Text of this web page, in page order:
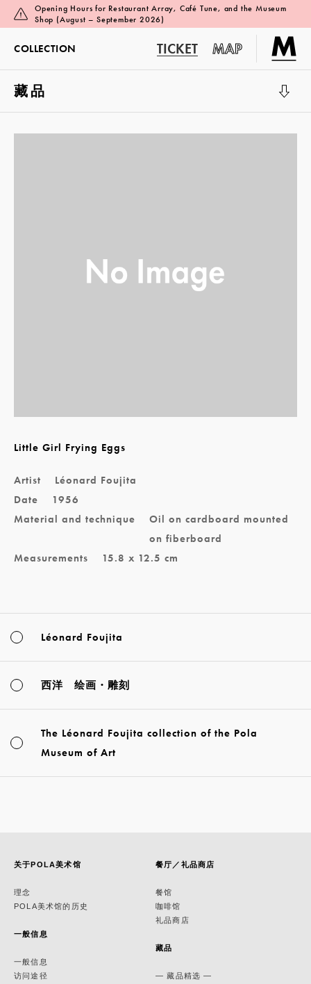
Opening Hours for Restaurant Array, Café Tune, and the Museum
Shop (August – September 2026)
COLLECTION TICKET MAP
藏品
Little Girl Frying Eggs
Artist
Léonard Foujita
Date
1956
Material and technique
Oil on cardboard mounted
on fiberboard
Measurements
15.8 x 12.5 cm
Léonard Foujita
西洋 绘画・雕刻
The Léonard Foujita collection of the Pola
Museum of Art
关于POLA美术馆
理念
POLA美术馆的历史
一般信息
一般信息
访问途径
餐厅／礼品商店
餐馆
咖啡馆
礼品商店
藏品
— 藏品精选 —